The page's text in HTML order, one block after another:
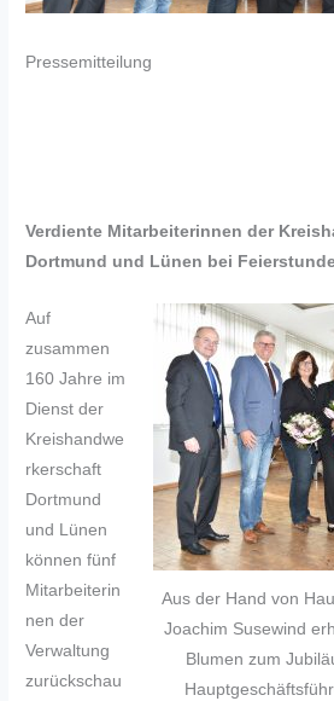
Pressemitteilung
Verdiente Mitarbeiterinnen der
Dortmund und Lünen bei
Aus der Hand von
Joachim Susewind
Blumen zum
Auf
zusammen
160 Jahre im
Dienst der
Kreishandwe
rkerschaft
Dortmund
und Lünen
können fünf
Mitarbeiterin
nen der
Verwaltung
zurückschau